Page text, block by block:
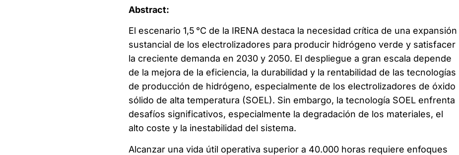
Abstract:
El escenario 1,5 °C de la IRENA destaca la necesidad crítica de una expansión
sustancial de los electrolizadores para producir hidrógeno verde y satisfacer
la creciente demanda en 2030 y 2050. El despliegue a gran escala depende
de la mejora de la eficiencia, la durabilidad y la rentabilidad de las tecnologías
de producción de hidrógeno, especialmente de los electrolizadores de óxido
sólido de alta temperatura (SOEL). Sin embargo, la tecnología SOEL enfrenta
desafíos significativos, especialmente la degradación de los materiales, el
alto coste y la inestabilidad del sistema.
Alcanzar una vida útil operativa superior a 40.000 horas requiere enfoques